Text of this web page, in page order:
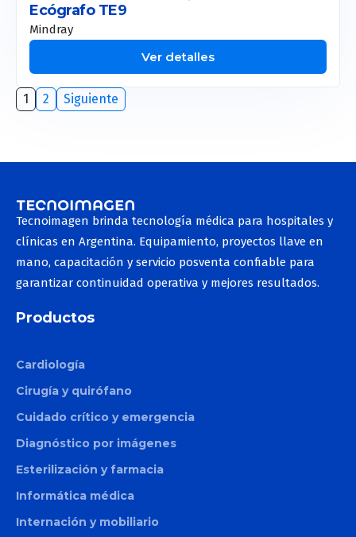
Ecógrafo TE9
Mindray
Ver detalles
1 2 Siguiente
Tecnoimagen brinda tecnología médica para hospitales y
clínicas en Argentina. Equipamiento, proyectos llave en
mano, capacitación y servicio posventa confiable para
garantizar continuidad operativa y mejores resultados.
Productos
Cardiología
Cirugía y quirófano
Cuidado crítico y emergencia
Diagnóstico por imágenes
Esterilización y farmacia
Informática médica
Internación y mobiliario